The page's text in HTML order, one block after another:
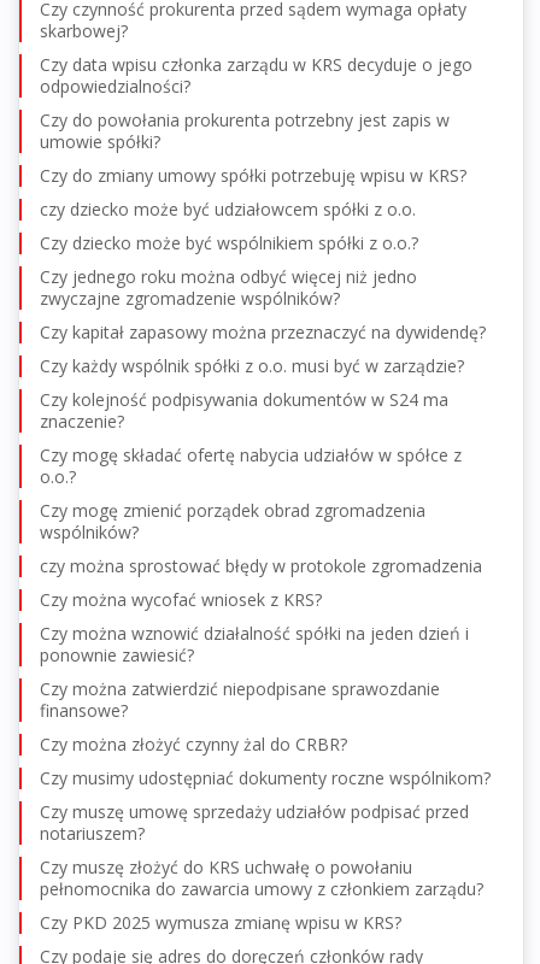
Czy czynność prokurenta przed sądem wymaga opłaty
skarbowej?
Czy data wpisu członka zarządu w KRS decyduje o jego
odpowiedzialności?
Czy do powołania prokurenta potrzebny jest zapis w
umowie spółki?
Czy do zmiany umowy spółki potrzebuję wpisu w KRS?
czy dziecko może być udziałowcem spółki z o.o.
Czy dziecko może być wspólnikiem spółki z o.o.?
Czy jednego roku można odbyć więcej niż jedno
zwyczajne zgromadzenie wspólników?
Czy kapitał zapasowy można przeznaczyć na dywidendę?
Czy każdy wspólnik spółki z o.o. musi być w zarządzie?
Czy kolejność podpisywania dokumentów w S24 ma
znaczenie?
Czy mogę składać ofertę nabycia udziałów w spółce z
o.o.?
Czy mogę zmienić porządek obrad zgromadzenia
wspólników?
czy można sprostować błędy w protokole zgromadzenia
Czy można wycofać wniosek z KRS?
Czy można wznowić działalność spółki na jeden dzień i
ponownie zawiesić?
Czy można zatwierdzić niepodpisane sprawozdanie
finansowe?
Czy można złożyć czynny żal do CRBR?
Czy musimy udostępniać dokumenty roczne wspólnikom?
Czy muszę umowę sprzedaży udziałów podpisać przed
notariuszem?
Czy muszę złożyć do KRS uchwałę o powołaniu
pełnomocnika do zawarcia umowy z członkiem zarządu?
Czy PKD 2025 wymusza zmianę wpisu w KRS?
Czy podaje się adres do doręczeń członków rady